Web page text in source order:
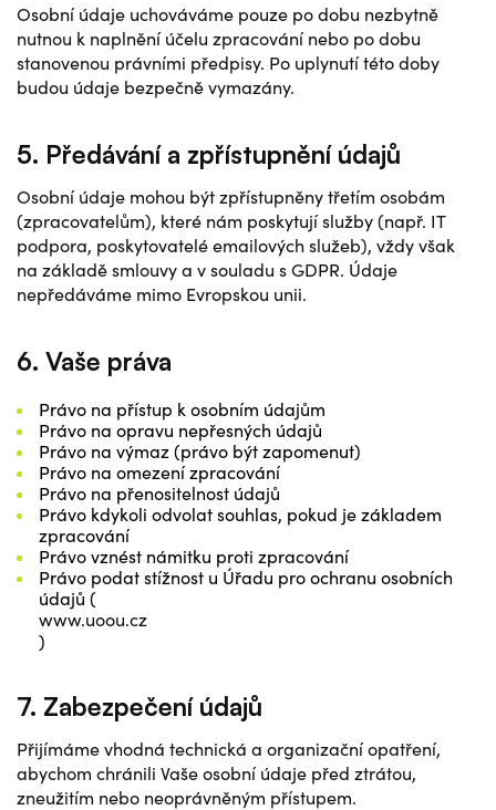
Osobní údaje uchováváme pouze po dobu nezbytně
nutnou k naplnění účelu zpracování nebo po dobu
stanovenou právními předpisy. Po uplynutí této doby
budou údaje bezpečně vymazány.
5. Předávání a zpřístupnění údajů
Osobní údaje mohou být zpřístupněny třetím osobám
(zpracovatelům), které nám poskytují služby (např. IT
podpora, poskytovatelé emailových služeb), vždy však
na základě smlouvy a v souladu s GDPR. Údaje
nepředáváme mimo Evropskou unii.
6. Vaše práva
Právo na přístup k osobním údajům
Právo na opravu nepřesných údajů
Právo na výmaz (právo být zapomenut)
Právo na omezení zpracování
Právo na přenositelnost údajů
Právo kdykoli odvolat souhlas, pokud je základem
zpracování
Právo vznést námitku proti zpracování
Právo podat stížnost u Úřadu pro ochranu osobních
údajů (
www.uoou.cz
)
7. Zabezpečení údajů
Přijímáme vhodná technická a organizační opatření,
abychom chránili Vaše osobní údaje před ztrátou,
zneužitím nebo neoprávněným přístupem.